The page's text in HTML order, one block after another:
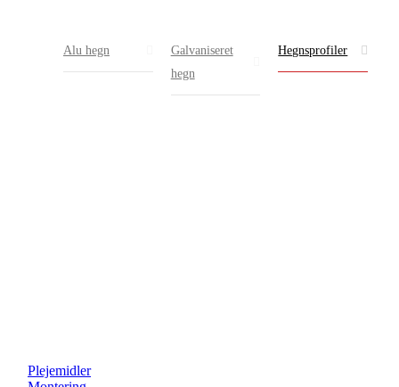
Alu hegn
Galvaniseret
hegn
Hegnsprofiler
Plejemidler